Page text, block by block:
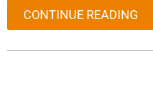
CONTINUE READING